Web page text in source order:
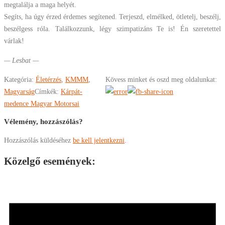
megtalálja a maga helyét.
Segíts, ha úgy érzed érdemes segítened. Terjeszd, elmélked, ötletelj, beszélj,
beszélgess róla. Találkozzunk, légy szimpatizáns Te is! Én szeretettel
várlak!
— Lesbat —
Kövess minket és oszd meg oldalunkat:
Kategória: Életérzés KMMM
MagyarságCímkék: Kárpát-
medence Magyar Motorsai
Vélemény, hozzászólás?
Hozzászólás küldéséhez be kell jelentkezni
Közelgő események: